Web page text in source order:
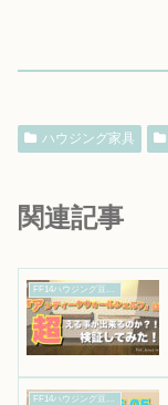
ハウジング家具
関連記事
FF14ハウジング豆知識｜知って得する便利情報まとめ